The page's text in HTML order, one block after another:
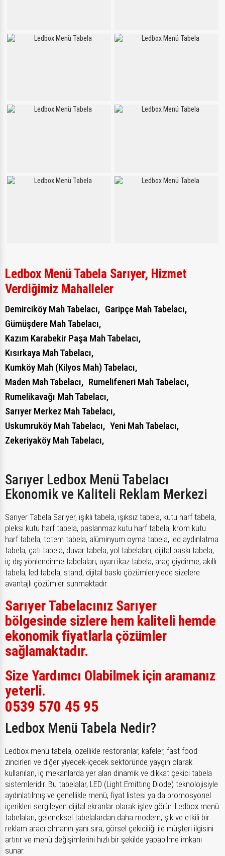
Ledbox Menü Tabela Sarıyer, Hizmet
Verdiğimiz Mahalleler
Demirciköy Mah Tabelacı, Garipçe Mah Tabelacı,
Gümüşdere Mah Tabelacı,
Kazım Karabekir Paşa Mah Tabelacı,
Kısırkaya Mah Tabelacı,
Kumköy Mah (Kilyos Mah) Tabelacı,
Maden Mah Tabelacı, Rumelifeneri Mah Tabelacı,
Rumelikavağı Mah Tabelacı,
Sarıyer Merkez Mah Tabelacı,
Uskumruköy Mah Tabelacı, Yeni Mah Tabelacı,
Zekeriyaköy Mah Tabelacı,
Sarıyer Ledbox Menü Tabelacı
Ekonomik ve Kaliteli Reklam Merkezi
Sarıyer Tabela Sarıyer, ışıklı tabela, ışıksız tabela, kutu harf tabela,
pleksi kutu harf tabela, paslanmaz kutu harf tabela, krom kutu
harf tabela, totem tabela, alüminyum oyma tabela, led aydınlatma
tabela, çatı tabela, duvar tabela, yol tabelaları, dijital baskı tabela,
iç dış yönlendirme tabelaları, uyarı ikaz tabela, araç giydirme, akıllı
tabela, led tabela, stand, dijital baskı çözümleriylede sizelere
avantajlı çözümler sunmaktadır.
Sarıyer Tabelacınız Sarıyer
bölgesinde sizlere hem kaliteli hemde
ekonomik fiyatlarla çözümler
sağlamaktadır.
Size Yardımcı Olabilmek için aramanız
yeterli.
0539 570 45 95
Ledbox Menü Tabela Nedir?
Ledbox menü tabela, özellikle restoranlar, kafeler, fast food
zincirleri ve diğer yiyecek-içecek sektöründe yaygın olarak
kullanılan, iç mekanlarda yer alan dinamik ve dikkat çekici tabela
sistemleridir. Bu tabelalar, LED (Light Emitting Diode) teknolojisiyle
aydınlatılmış ve genellikle menü, fiyat listesi ya da promosyonel
içerikleri sergileyen dijital ekranlar olarak işlev görür. Ledbox menü
tabelaları, geleneksel tabelalardan daha modern, şık ve etkili bir
reklam aracı olmanın yanı sıra, görsel çekiciliği ile müşteri ilgisini
artırır ve menü değişimlerini hızlı bir şekilde yapabilme imkanı
sunar.